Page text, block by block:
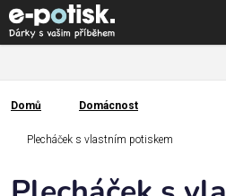
Přejít
na
obsah
Kategorie
Domů
Domů Domácnost
Plecháček s vlastním potiskem